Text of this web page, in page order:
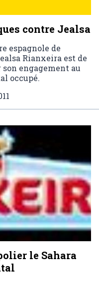
contre Jealsa
espagnole de
Rianxeira est de
engagement au
occupé.
le Sahara